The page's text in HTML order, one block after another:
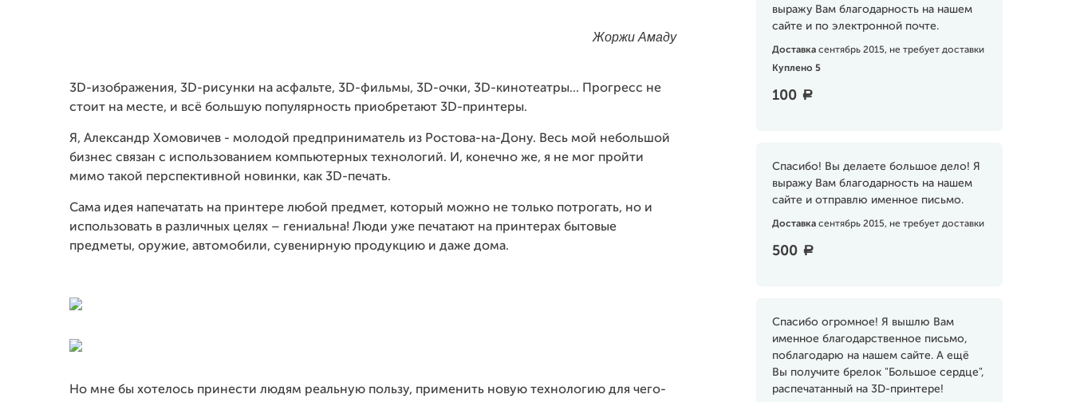
выражу Вам благодарность на нашем
сайте и по электронной почте.
Доставка сентябрь 2015, не требует доставки
Куплено 5
100 a
Спасибо! Вы делаете большое дело! Я
выражу Вам благодарность на нашем
сайте и отправлю именное письмо.
Доставка сентябрь 2015, не требует доставки
500 a
Спасибо огромное! Я вышлю Вам
именное благодарственное письмо,
поблагодарю на нашем сайте. А ещё
Вы получите брелок "Большое сердце",
распечатанный на 3D-принтере!
Жоржи Амаду
3D-изображения, 3D-рисунки на асфальте, 3D-фильмы, 3D-очки, 3D-кинотеатры... Прогресс не
стоит на месте, и всё большую популярность приобретают 3D-принтеры.
Я, Александр Хомовичев - молодой предприниматель из Ростова-на-Дону. Весь мой небольшой
бизнес связан с использованием компьютерных технологий. И, конечно же, я не мог пройти
мимо такой перспективной новинки, как 3D-печать.
Сама идея напечатать на принтере любой предмет, который можно не только потрогать, но и
использовать в различных целях – гениальна! Люди уже печатают на принтерах бытовые
предметы, оружие, автомобили, сувенирную продукцию и даже дома.
Но мне бы хотелось принести людям реальную пользу, применить новую технологию для чего-